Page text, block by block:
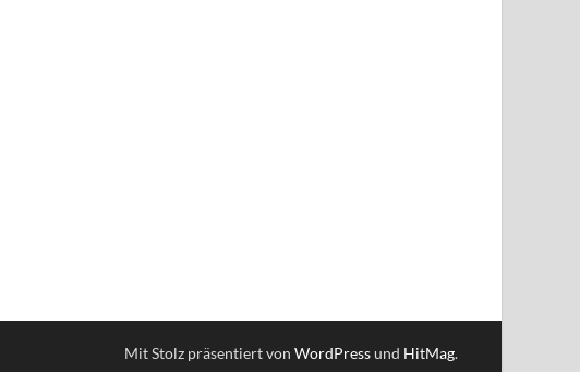
Mit Stolz präsentiert von WordPressund HitMag.